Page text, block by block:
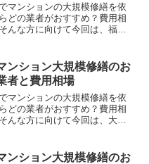
マンションの大規模修繕を依
どの業者がおすすめ？費用相
んな方に向けて今回は、福島
ひ参考にしてみてください。
の格安見積もり...
ンション大規模修繕のお
者と費用相場
マンションの大規模修繕を依
どの業者がおすすめ？費用相
んな方に向けて今回は、大阪
ひ参考にしてみてください。
ンション大規模修繕のお